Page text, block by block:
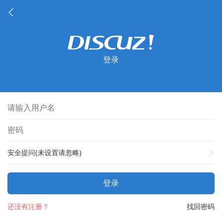
登录
安全提问(未设置请忽略)
登录
找回密码
还没有注册？